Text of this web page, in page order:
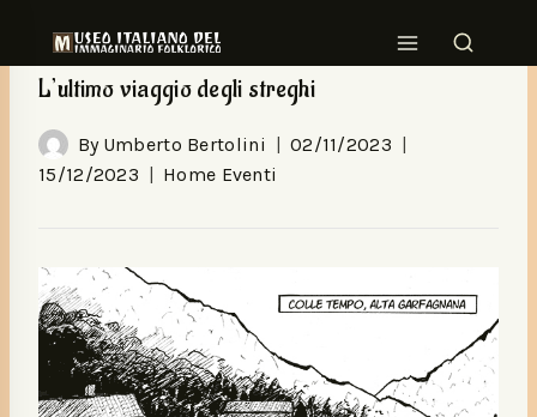
HOME EVENTI
L’ultimo viaggio degli streghi
By Umberto Bertolini
02/11/2023
15/12/2023
Home Eventi